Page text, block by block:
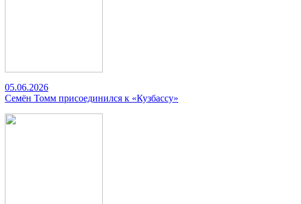
05.06.2026
Семён Томм присоединился к «Кузбассу»